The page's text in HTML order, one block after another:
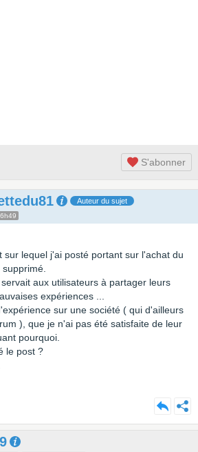
S'abonner
Auteur du sujet
sur lequel j'ai posté portant sur l'achat du
aux utilisateurs à partager leurs
expériences ...
sur une société ( qui d'ailleurs
), que je n'ai pas été satisfaite de leur
pourquoi.
le post ?